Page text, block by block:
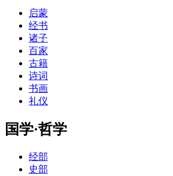
启蒙
经书
诸子
百家
古籍
诗词
书画
礼仪
国学·哲学
经部
史部